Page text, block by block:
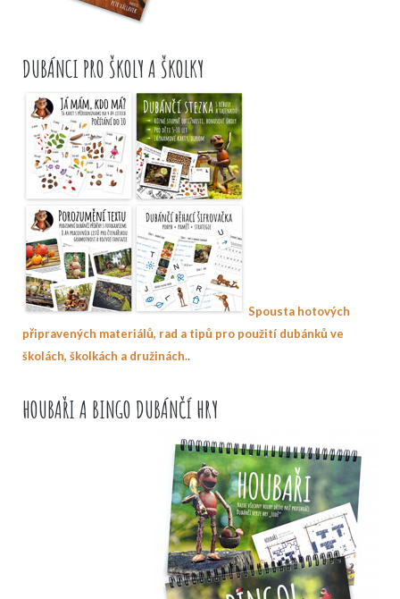
DUBÁNCI PRO ŠKOLY A ŠKOLKY
Spousta hotových
připravených materiálů, rad a tipů pro použití dubánků ve
školách, školkách a družinách..
HOUBAŘI A BINGO DUBÁNČÍ HRY